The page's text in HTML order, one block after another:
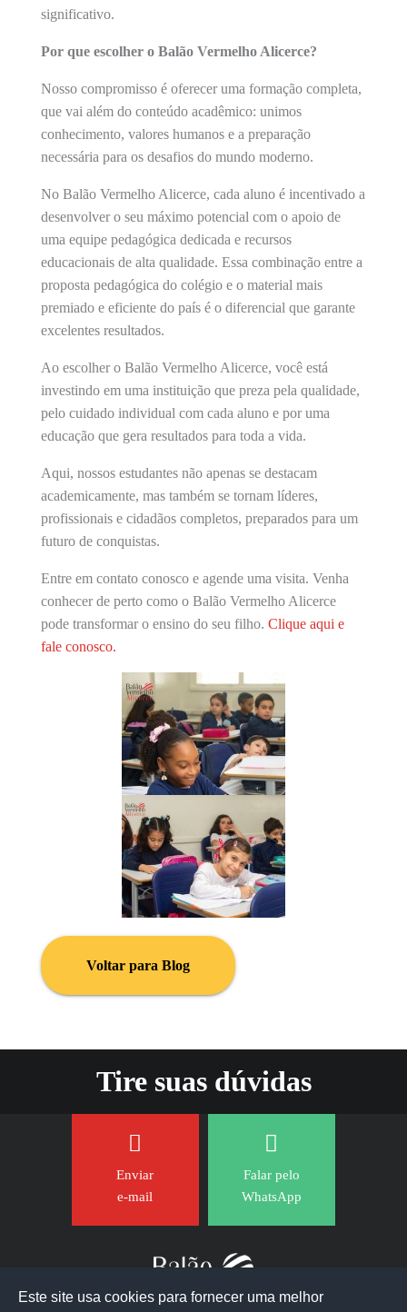
significativo.
Por que escolher o Balão Vermelho Alicerce?
Nosso compromisso é oferecer uma formação completa,
que vai além do conteúdo acadêmico: unimos
conhecimento, valores humanos e a preparação
necessária para os desafios do mundo moderno.
No Balão Vermelho Alicerce, cada aluno é incentivado a
desenvolver o seu máximo potencial com o apoio de
uma equipe pedagógica dedicada e recursos
educacionais de alta qualidade. Essa combinação entre a
proposta pedagógica do colégio e o material mais
premiado e eficiente do país é o diferencial que garante
excelentes resultados.
Ao escolher o Balão Vermelho Alicerce, você está
investindo em uma instituição que preza pela qualidade,
pelo cuidado individual com cada aluno e por uma
educação que gera resultados para toda a vida.
Aqui, nossos estudantes não apenas se destacam
academicamente, mas também se tornam líderes,
profissionais e cidadãos completos, preparados para um
futuro de conquistas.
Entre em contato conosco e agende uma visita. Venha
conhecer de perto como o Balão Vermelho Alicerce
pode transformar o ensino do seu filho. Clique aqui e
fale conosco.
Voltar para Blog
Tire suas dúvidas
Enviar
e-mail
Falar pelo
WhatsApp
Este site usa cookies para fornecer uma melhor